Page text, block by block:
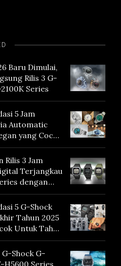
Baru Dimulai,
Rilis 3 G-
Series
5 Jam
Automatic
yang Cocok
2026
Rilis 3 Jam
Terjangkau
dengan
10 Tahun
5 G-Shock
Tahun 2025
Untuk Tahun
G-Shock G-
H5600 Series,